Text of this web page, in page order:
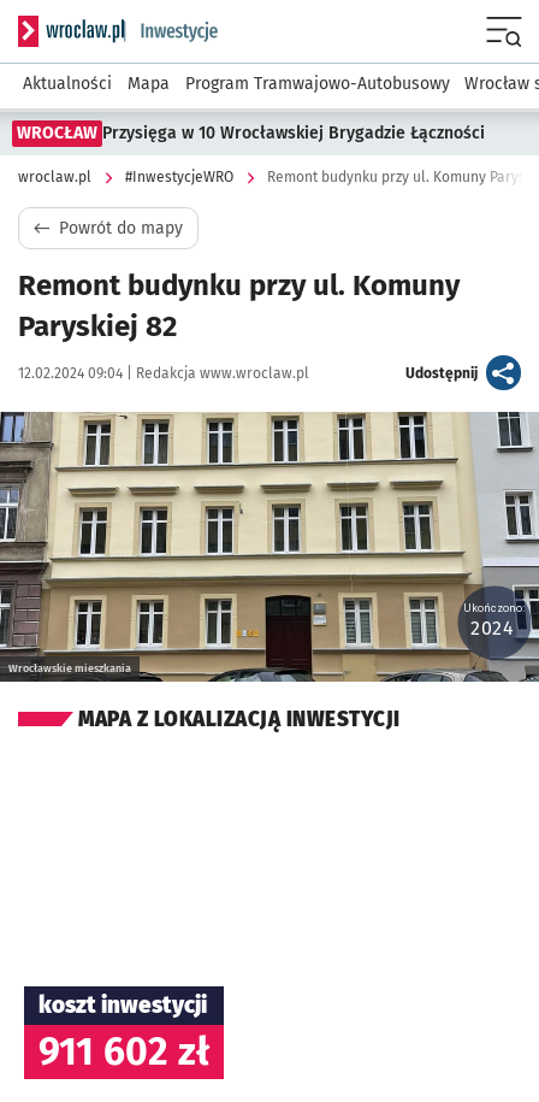
Serwis informacyjny wroclaw.pl podserwis:
Aktualności Mapa Program Tramwajowo-Autobusowy Wrocław
WROCŁAW Przysięga w 10 Wrocławskiej Brygadzie Łączności
wroclaw.pl #InwestycjeWRO Remont budynku przy ul. Komuny
Powrót do mapy
Remont budynku przy ul. Komuny
Paryskiej 82
Data publikacji:
12.02.2024 09:04 | Autor:
Redakcja www.wroclaw.pl Udostępnijartykuł
Kliknij, aby powiększyć
Wrocławskie mieszkania
Ukończono:
2024
MAPA Z LOKALIZACJĄ INWESTYCJI
koszt inwestycji
911 602 zł